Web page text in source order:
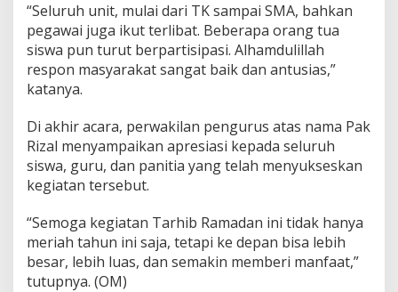
“Seluruh unit, mulai dari TK sampai SMA, bahkan
pegawai juga ikut terlibat. Beberapa orang tua
siswa pun turut berpartisipasi. Alhamdulillah
respon masyarakat sangat baik dan antusias,”
katanya.
Di akhir acara, perwakilan pengurus atas nama Pak
Rizal menyampaikan apresiasi kepada seluruh
siswa, guru, dan panitia yang telah menyukseskan
kegiatan tersebut.
“Semoga kegiatan Tarhib Ramadan ini tidak hanya
meriah tahun ini saja, tetapi ke depan bisa lebih
besar, lebih luas, dan semakin memberi manfaat,”
tutupnya. (OM)